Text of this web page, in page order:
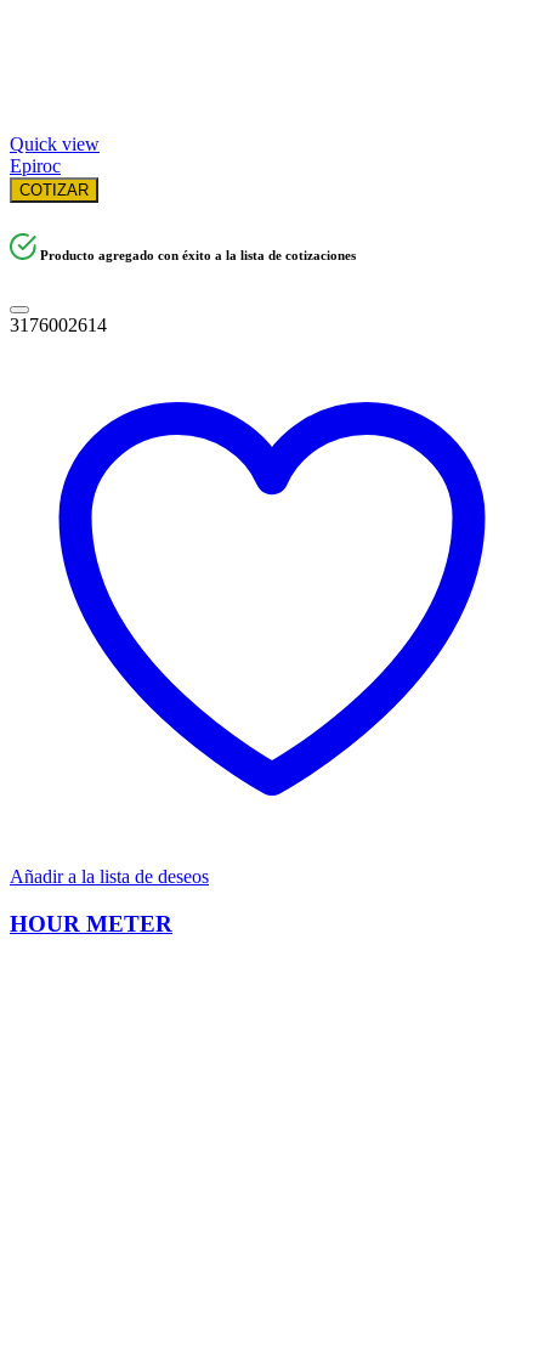
Quick view
Epiroc
COTIZAR
Producto agregado con éxito a la lista de cotizaciones
3176002614
Añadir a la lista de deseos
HOUR METER